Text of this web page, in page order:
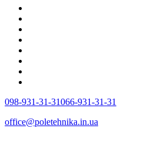
098-931-31-31066-931-31-31
office@poletehnika.in.ua